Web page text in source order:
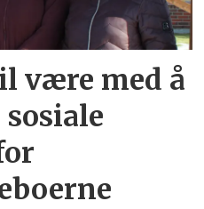
være med å